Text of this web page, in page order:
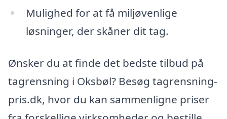
Mulighed for at få miljøvenlige
løsninger, der skåner dit tag.
Ønsker du at finde det bedste tilbud på
tagrensning i Oksbøl? Besøg tagrensning-
pris.dk, hvor du kan sammenligne priser